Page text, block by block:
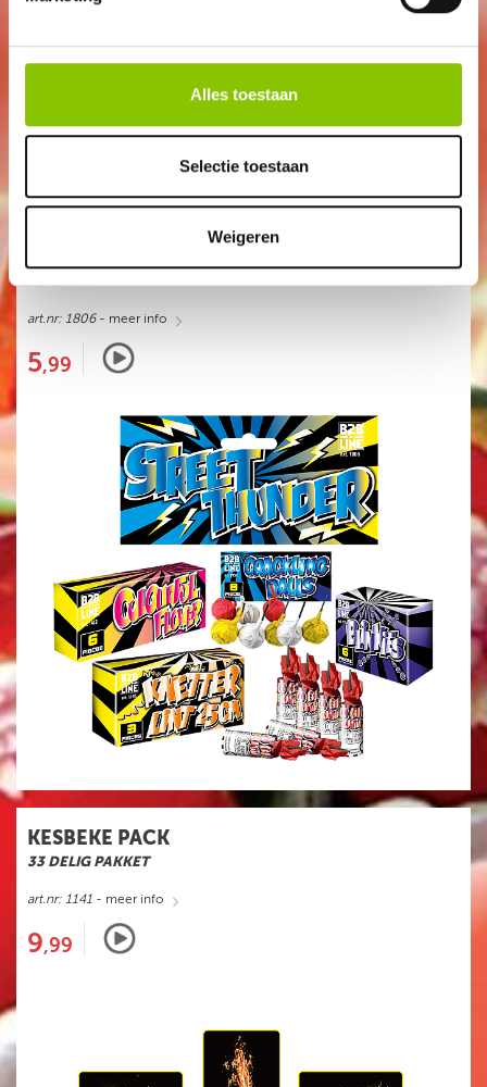
Alles toestaan
Selectie toestaan
Weigeren
VUURWERKPAKKET
art.nr: 1806- meer info
5,99
KESBEKE PACK
33 DELIG PAKKET
art.nr: 1141 - meer info
9,99